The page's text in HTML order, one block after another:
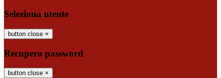
Seleziona utente
button close ×
Recupero password
button close ×